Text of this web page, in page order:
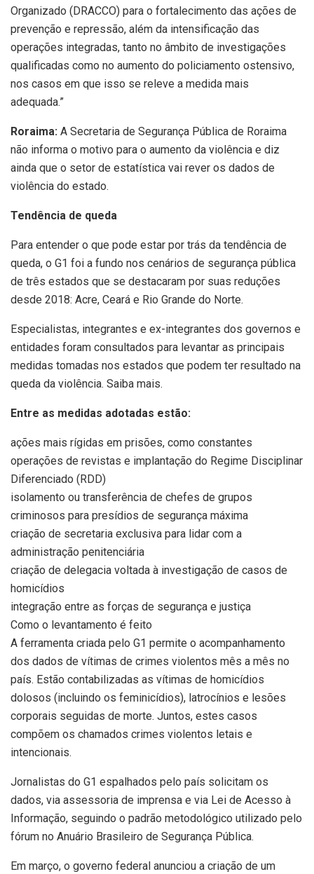
Organizado (DRACCO) para o fortalecimento das ações de
prevenção e repressão, além da intensificação das
operações integradas, tanto no âmbito de investigações
qualificadas como no aumento do policiamento ostensivo,
nos casos em que isso se releve a medida mais
adequada.”
Roraima: A Secretaria de Segurança Pública de Roraima
não informa o motivo para o aumento da violência e diz
ainda que o setor de estatística vai rever os dados de
violência do estado.
Tendência de queda
Para entender o que pode estar por trás da tendência de
queda, o G1 foi a fundo nos cenários de segurança pública
de três estados que se destacaram por suas reduções
desde 2018: Acre, Ceará e Rio Grande do Norte.
Especialistas, integrantes e ex-integrantes dos governos e
entidades foram consultados para levantar as principais
medidas tomadas nos estados que podem ter resultado na
queda da violência. Saiba mais.
Entre as medidas adotadas estão:
ações mais rígidas em prisões, como constantes
operações de revistas e implantação do Regime Disciplinar
Diferenciado (RDD)
isolamento ou transferência de chefes de grupos
criminosos para presídios de segurança máxima
criação de secretaria exclusiva para lidar com a
administração penitenciária
criação de delegacia voltada à investigação de casos de
homicídios
integração entre as forças de segurança e justiça
Como o levantamento é feito
A ferramenta criada pelo G1 permite o acompanhamento
dos dados de vítimas de crimes violentos mês a mês no
país. Estão contabilizadas as vítimas de homicídios
dolosos (incluindo os feminicídios), latrocínios e lesões
corporais seguidas de morte. Juntos, estes casos
compõem os chamados crimes violentos letais e
intencionais.
Jornalistas do G1 espalhados pelo país solicitam os
dados, via assessoria de imprensa e via Lei de Acesso à
Informação, seguindo o padrão metodológico utilizado pelo
fórum no Anuário Brasileiro de Segurança Pública.
Em março, o governo federal anunciou a criação de um